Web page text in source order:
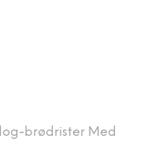
brødrister Med